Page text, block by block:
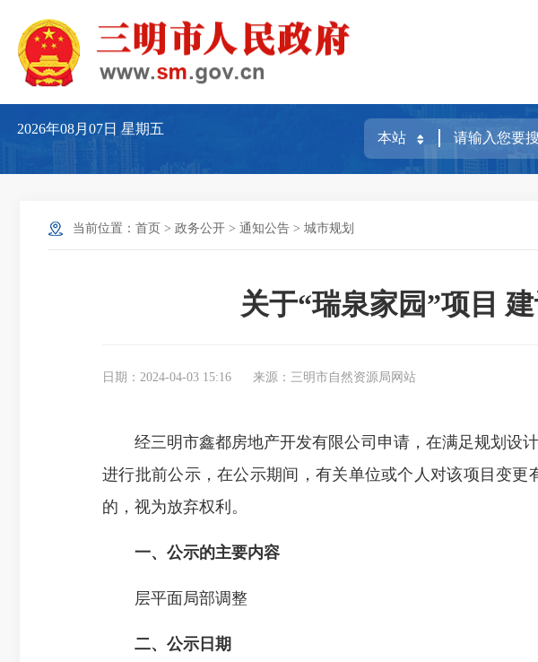
2026年08月07日星期五
当前位置： 首页 > 政务公开 > 通知公告 > 城市规划
关于“瑞泉家园”项目
日期：2024-04-03 15:16 来源：三明市自然资源局网站
经三明市鑫都房地产开发有限公司申请，在满足规划设计
进行批前公示，在公示期间，有关单位或个人对该项目变
的，视为放弃权利。
一、公示的主要内容
层平面局部调整
二、公示日期